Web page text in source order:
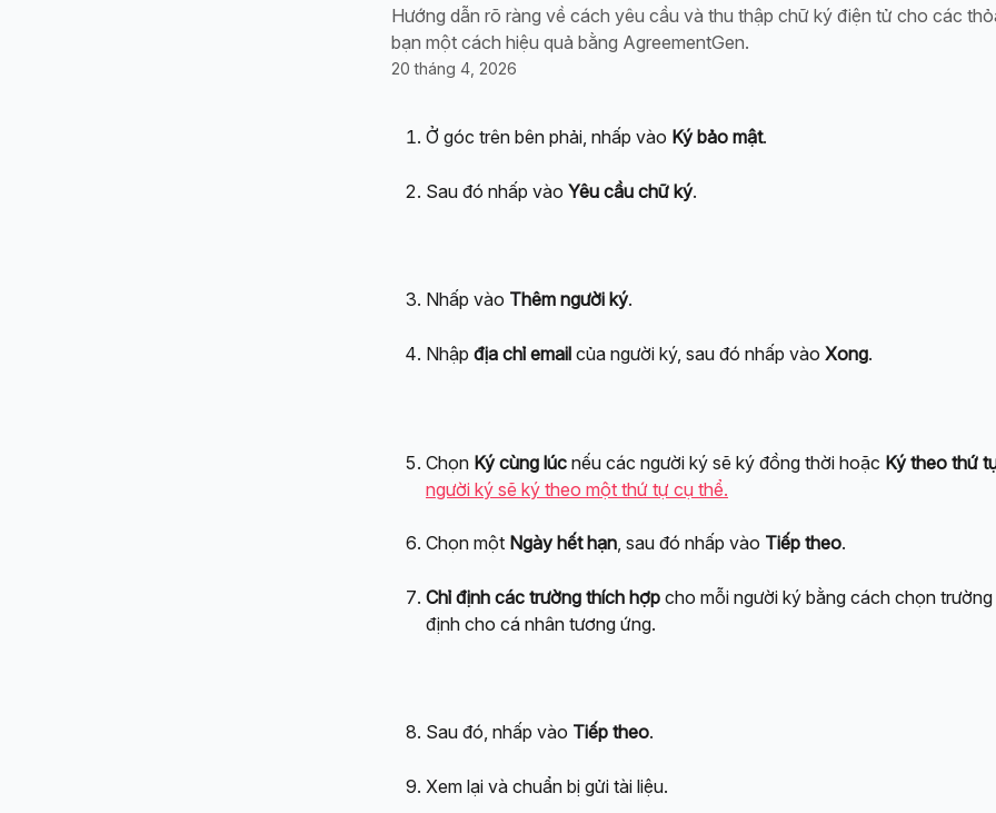
Hướng dẫn rõ ràng về cách yêu cầu và thu thập chữ ký điện tử cho các
bạn một cách hiệu quả bằng AgreementGen.
20 tháng 4, 2026
Ở góc trên bên phải, nhấp vào Ký bảo mật.
Sau đó nhấp vào Yêu cầu chữ ký.
Nhấp vào Thêm người ký.
Nhập địa chỉ email của người ký, sau đó nhấp vào Xong.
Chọn Ký cùng lúc nếu các người ký sẽ ký đồng thời hoặc Ký theo thứ
người ký sẽ ký theo một thứ tự cụ thể.
Chọn một Ngày hết hạn, sau đó nhấp vào Tiếp theo.
Chỉ định các trường thích hợp cho mỗi người ký bằng cách chọn
định cho cá nhân tương ứng.
Sau đó, nhấp vào Tiếp theo.
Xem lại và chuẩn bị gửi tài liệu.